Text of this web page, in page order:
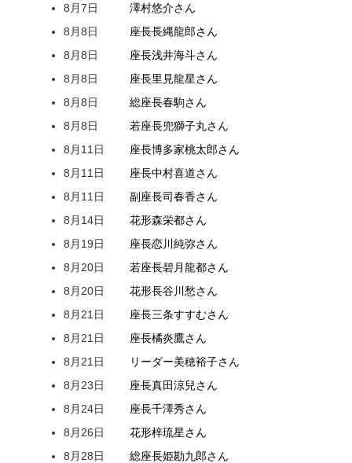
8月7日
澤村悠介さん
8月8日
座長長縄龍郎さん
8月8日
座長浅井海斗さん
8月8日
座長里見龍星さん
8月8日
総座長春駒さん
8月8日
若座長兜獅子丸さん
8月11日
座長博多家桃太郎さん
8月11日
座長中村喜道さん
8月11日
副座長司春香さん
8月14日
花形森栄都さん
8月19日
座長恋川純弥さん
8月20日
若座長碧月龍都さん
8月20日
花形長谷川愁さん
8月21日
座長三条すすむさん
8月21日
座長橘炎鷹さん
8月21日
リーダー美穂裕子さん
8月23日
座長真田涼兒さん
8月24日
座長千澤秀さん
8月26日
花形梓琉星さん
8月28日
総座長姫勘九郎さん